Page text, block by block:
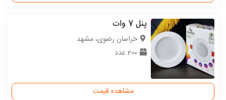
پنل 7 وات
خراسان رضوی، مشهد
200 عدد
مشاهده قیمت